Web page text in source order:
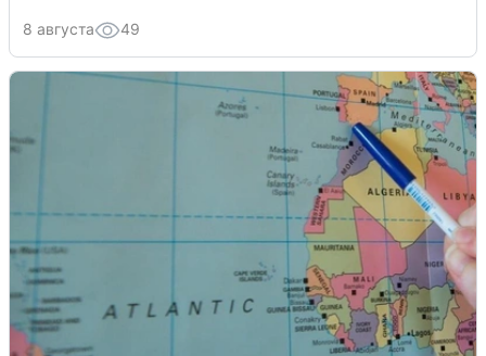
8 августа 49